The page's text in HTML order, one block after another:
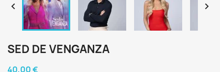
 
SED DE VENGANZA
40,00 €